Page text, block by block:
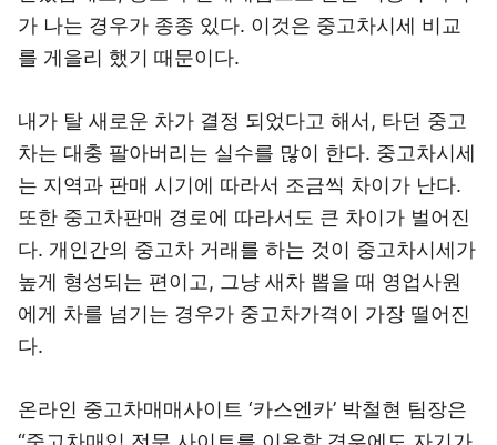
가 나는 경우가 종종 있다. 이것은 중고차시세 비교
를 게을리 했기 때문이다.
내가 탈 새로운 차가 결정 되었다고 해서, 타던 중고
차는 대충 팔아버리는 실수를 많이 한다. 중고차시세
는 지역과 판매 시기에 따라서 조금씩 차이가 난다.
또한 중고차판매 경로에 따라서도 큰 차이가 벌어진
다. 개인간의 중고차 거래를 하는 것이 중고차시세가
높게 형성되는 편이고, 그냥 새차 뽑을 때 영업사원
에게 차를 넘기는 경우가 중고차가격이 가장 떨어진
다.
온라인 중고차매매사이트 ‘카스엔카’ 박철현 팀장은